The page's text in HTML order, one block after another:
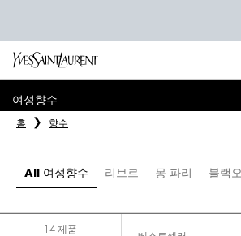
여성향수
홈 향수
All 여성향수 리브르 몽 파리 블랙
14 제품